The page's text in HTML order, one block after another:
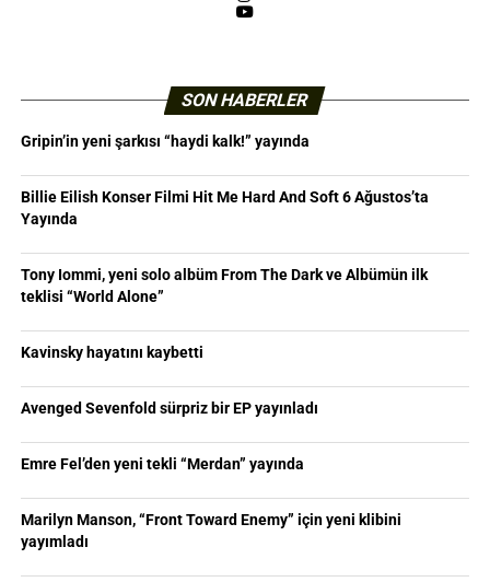
YouTube
SON HABERLER
Gripin’in yeni şarkısı “haydi kalk!” yayında
Billie Eilish Konser Filmi Hit Me Hard And Soft 6 Ağustos’ta
Yayında
Tony Iommi, yeni solo albüm From The Dark ve Albümün ilk
teklisi “World Alone”
Kavinsky hayatını kaybetti
Avenged Sevenfold sürpriz bir EP yayınladı
Emre Fel’den yeni tekli “Merdan” yayında
Marilyn Manson, “Front Toward Enemy” için yeni klibini
yayımladı